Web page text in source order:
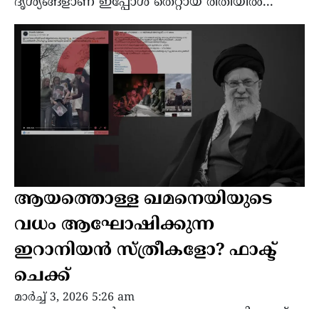
ആയത്തൊള്ള ഖമനെയിയുടെ
വധം ആഘോഷിക്കുന്ന
ഇറാനിയൻ സ്ത്രീകളോ? ഫാക്ട്
ചെക്ക്
മാർച്ച്‌ 3, 2026 5:26 am